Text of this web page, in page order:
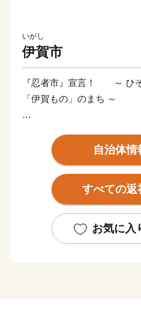
いがし
伊賀市
『忍者市』宣言！ ～ ひ
「伊賀もの」のまち ～
や精神を継承するとともに
づくりに取り組んでいます
れる伊賀上野城のふもとで
る「伊賀上野ＮＩＮＪＡフ
祭」や、ユネスコ無形文化
事で有名な「上野天神祭」
自治体情
すべての返
お気に入